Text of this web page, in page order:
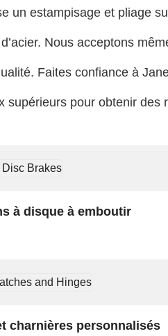
un estampisage et pliage
Nous acceptons
Faites confiance à
supérieurs pour obtenir des
à disque à emboutir
charnières personnalisés